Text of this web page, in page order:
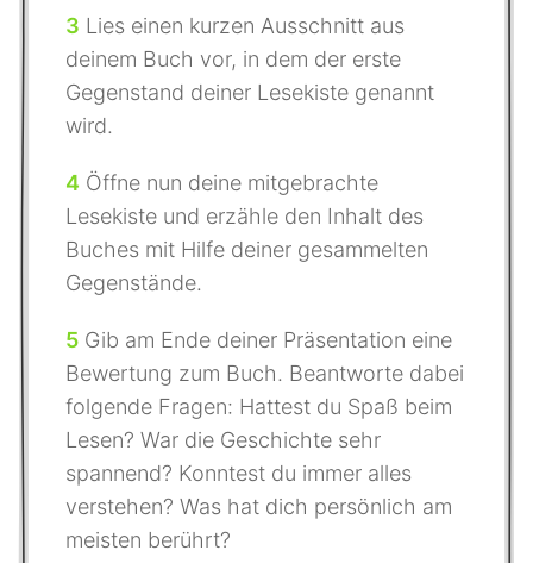
3 Lies einen kurzen Ausschnitt aus
deinem Buch vor, in dem der erste
Gegenstand deiner Lesekiste genannt
wird.
4 Öffne nun deine mitgebrachte
Lesekiste und erzähle den Inhalt des
Buches mit Hilfe deiner gesammelten
Gegenstände.
5 Gib am Ende deiner Präsentation eine
Bewertung zum Buch. Beantworte dabei
folgende Fragen: Hattest du Spaß beim
Lesen? War die Geschichte sehr
spannend? Konntest du immer alles
verstehen? Was hat dich persönlich am
meisten berührt?